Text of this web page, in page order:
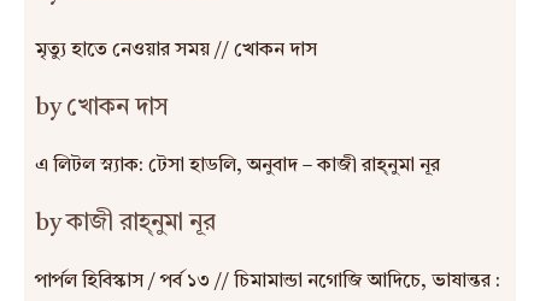
মৃত্যু হাতে নেওয়ার সময় // খোকন দাস
by খোকন দাস
এ লিটল স্ন্যাক: টেসা হাডলি, অনুবাদ – কাজী রাহ্‌নুমা নূর
by কাজী রাহ্‌নুমা নূর
পার্পল হিবিস্কাস / পর্ব ১৩ // চিমামান্ডা নগোজি আদিচে, ভাষান্তর :